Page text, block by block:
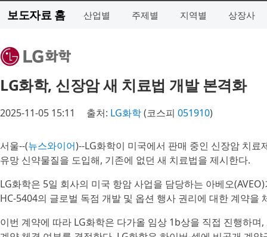
보도자료 홈 산업별 주제별 지역별 상장사
LG화학, 신장암 새 치료법 개발 본격화
2025-11-05 15:11 출처: LG화학(코스피 051910)
서울--(뉴스와이어)--LG화학이 미국에서 판매 중인 신장암 치료
유망 신약물질을 도입해, 기존에 없던 새 치료법을 제시한다.
LG화학은 5일 회사의 미국 항암 사업을 담당하는 아베오
HC-5404의 글로벌 독점 개발 및 옵션 행사 권리에 대한 계약을
이번 계약에 따라 LG화학은 다가올 임상 1b상을 직접 진행하